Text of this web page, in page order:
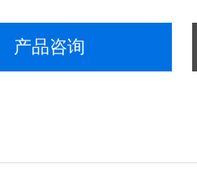
产品咨询